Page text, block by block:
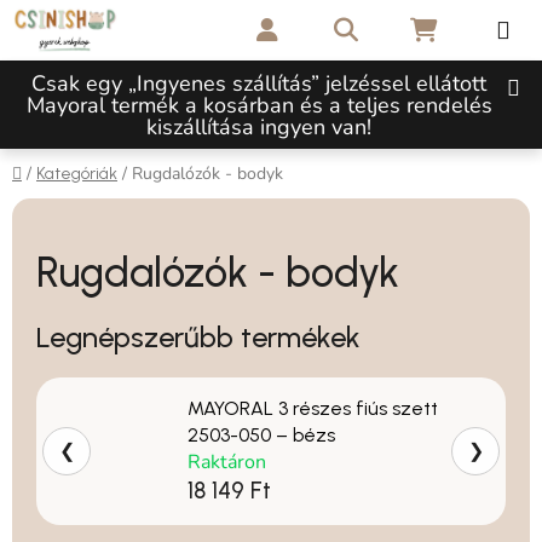
Ugrás a fő tartalomhoz
Csak egy „Ingyenes szállítás” jelzéssel ellátott
Mayoral termék a kosárban és a teljes rendelés
kiszállítása ingyen van!
KeresésKOSÁR
Kezdőlap
/ Kategóriák / Rugdalózók - bodyk
Rugdalózók - bodyk
Legnépszerűbb termékek
MAYORAL 3 részes fiús szett
2503-050 – bézs
Raktáron
18 149 Ft
❮ ❯